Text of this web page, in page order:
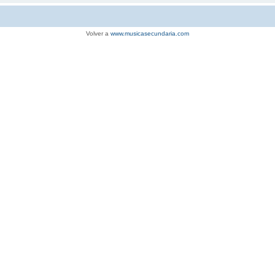
Volver a www.musicasecundaria.com